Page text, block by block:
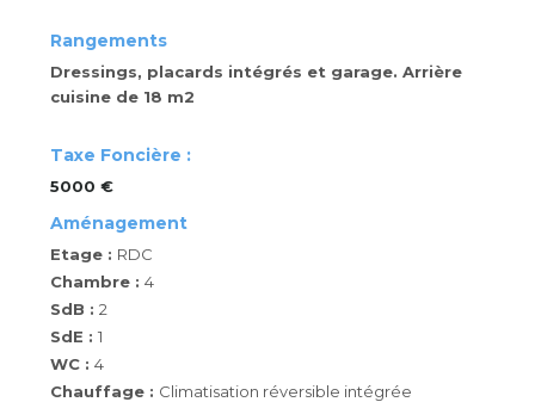
Rangements
Dressings, placards intégrés et garage. Arrière
cuisine de 18 m2
Taxe Foncière :
5000 €
Aménagement
Etage : RDC
Chambre : 4
SdB : 2
SdE : 1
WC : 4
Chauffage : Climatisation réversible intégrée